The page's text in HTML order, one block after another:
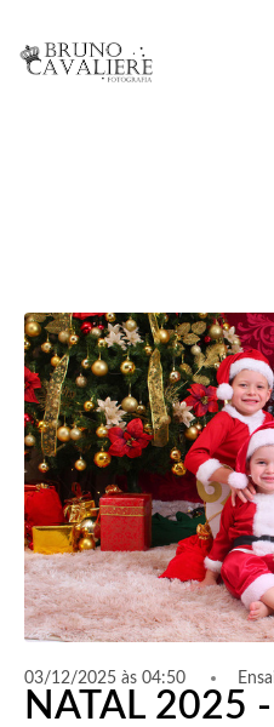
03/12/2025 às 04:50
NATAL 2025